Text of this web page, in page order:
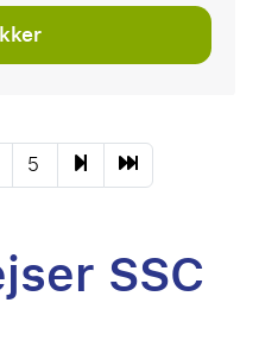
5
SSC